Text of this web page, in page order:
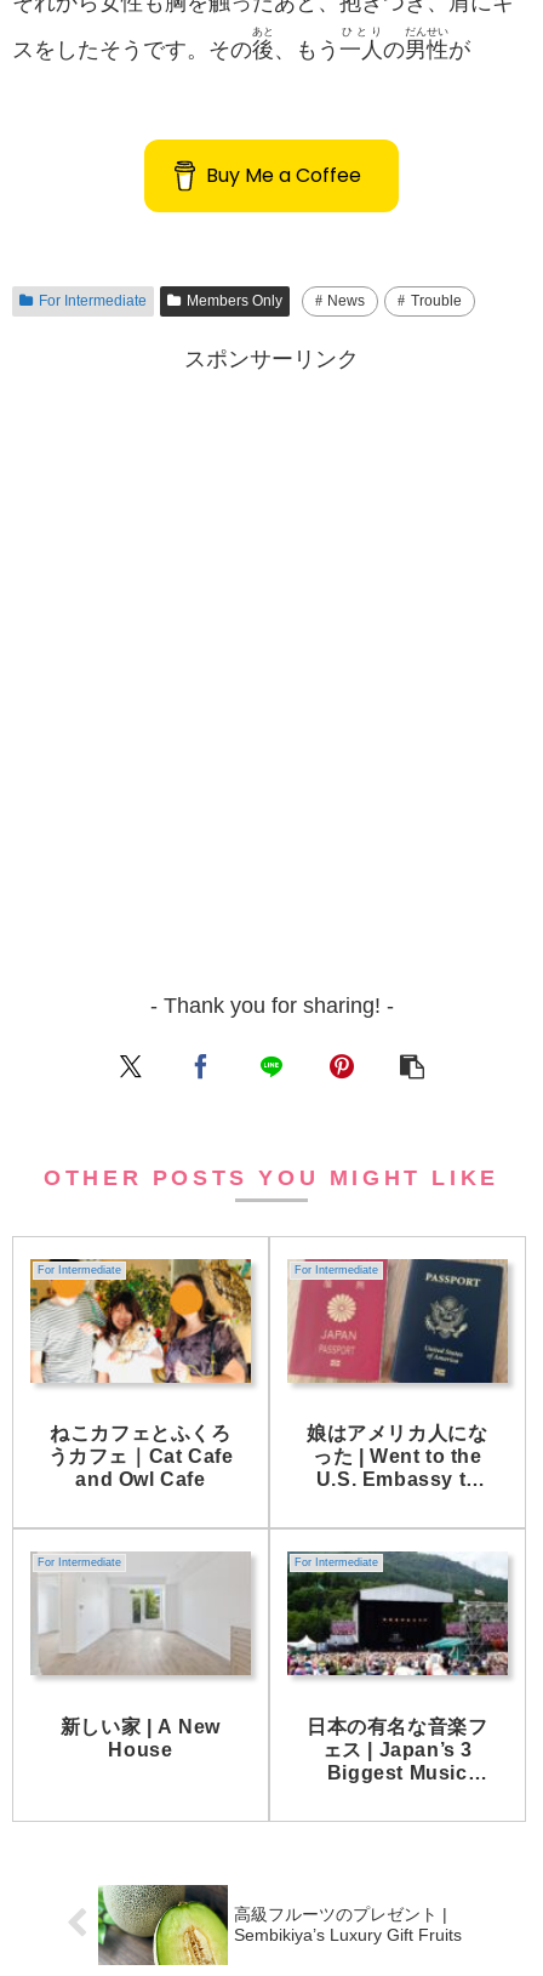
スをしたそうです。その後
あと
、もう 一人
ひとり
の男性
だんせい
が
Buy Me a Coffee
For Intermediate Members Only News Trouble
スポンサーリンク
- Thank you for sharing! -
OTHER POSTS YOU MIGHT LIKE
For Intermediate
ねこカフェとふくろ
うカフェ｜Cat Cafe
and Owl Cafe
For Intermediate
娘はアメリカ人にな
った | Went to the
U.S. Embassy to
Citizenship
For Intermediate
新しい家 | A New
House
For Intermediate
日本の有名な音楽フ
ェス | Japan’s 3
Biggest Music
高級フルーツのプレゼント |
Sembikiya’s Luxury Gift Fruits